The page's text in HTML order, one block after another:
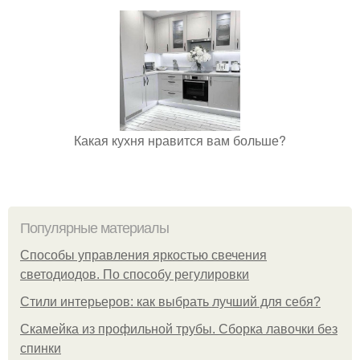
Какая кухня нравится вам больше?
Популярные материалы
Способы управления яркостью свечения
светодиодов. По способу регулировки
Стили интерьеров: как выбрать лучший для себя?
Скамейка из профильной трубы. Сборка лавочки без
спинки